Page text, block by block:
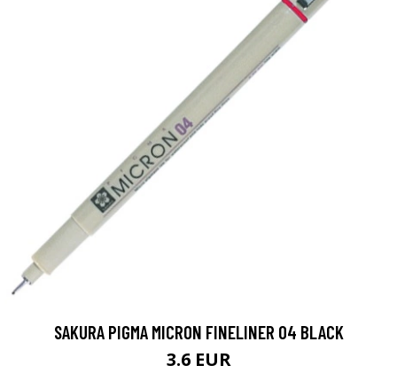
SAKURA PIGMA MICRON FINELINER 04 BLACK
3.6 EUR